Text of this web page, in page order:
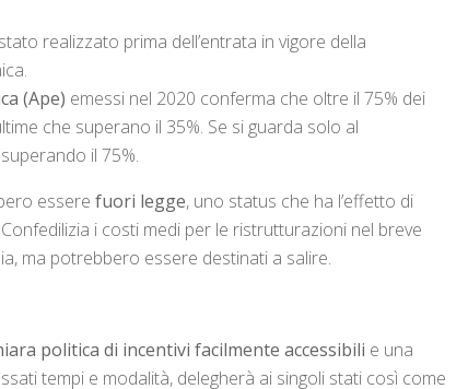
realizzato prima dell’entrata in vigore della
(Ape) emessi nel 2020 conferma che oltre il 75% dei
che superano il 35%. Se si guarda solo al
il 75%.
esserefuori legge, uno status che ha l’effetto di
i costi medi per le ristrutturazioni nel breve
ma potrebbero essere destinati a salire.
politica di incentivi facilmente accessibili e una
tempi e modalità, delegherà ai singoli stati così come